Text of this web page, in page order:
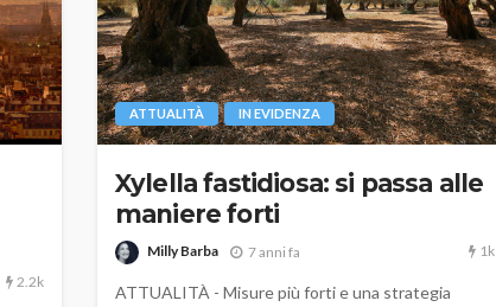
2.2k
ATTUALITÀ IN EVIDENZA
Xylella fastidiosa: si passa alle
maniere forti
Milly Barba 7 anni fa 1k
ATTUALITÀ - Misure più forti e una strategia